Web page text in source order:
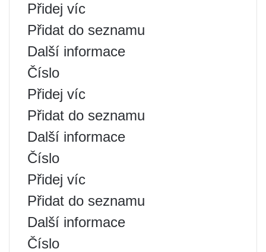
Přidej víc
Přidat do seznamu
Další informace
Číslo
Přidej víc
Přidat do seznamu
Další informace
Číslo
Přidej víc
Přidat do seznamu
Další informace
Číslo